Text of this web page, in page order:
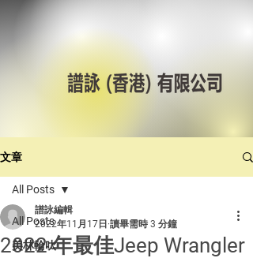
文章
All Posts
美林輪呔
All Posts
2022 年最佳Jeep Wrangler
譜詠編輯
2022年11月17日 讀畢需時 3 分鐘